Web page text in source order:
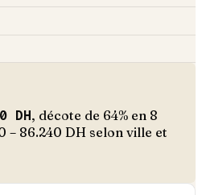
DH, décote de 64% en 8
– 86.240 DH selon ville et